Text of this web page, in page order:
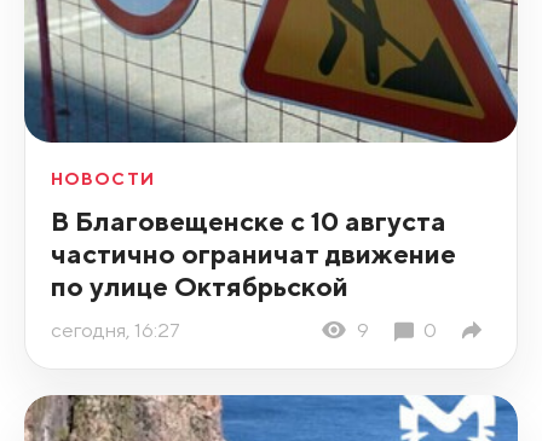
НОВОСТИ
В Благовещенске с 10 августа
частично ограничат движение
по улице Октябрьской
сегодня, 16:27 9 0